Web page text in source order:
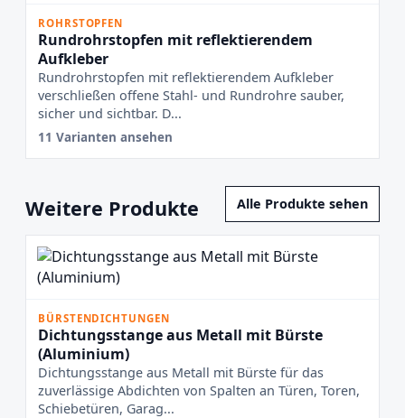
ROHRSTOPFEN
Rundrohrstopfen mit reflektierendem
Aufkleber
Rundrohrstopfen mit reflektierendem Aufkleber
verschließen offene Stahl- und Rundrohre sauber,
sicher und sichtbar. D...
11 Varianten ansehen
Weitere Produkte Alle Produkte sehen
BÜRSTENDICHTUNGEN
Dichtungsstange aus Metall mit Bürste
(Aluminium)
Dichtungsstange aus Metall mit Bürste für das
zuverlässige Abdichten von Spalten an Türen, Toren,
Schiebetüren, Garag...